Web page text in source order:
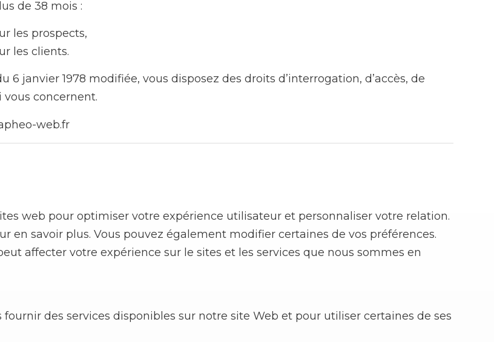
de 38 mois :
les prospects,
les clients.
janvier 1978 modifiée, vous disposez des droits d’interrogation, d’accès, de
concernent.
web.fr
web pour optimiser votre expérience utilisateur et personnaliser votre relation.
en savoir plus. Vous pouvez également modifier certaines de vos préférences.
affecter votre expérience sur le sites et les services que nous sommes en
des services disponibles sur notre site Web et pour utiliser certaines de ses